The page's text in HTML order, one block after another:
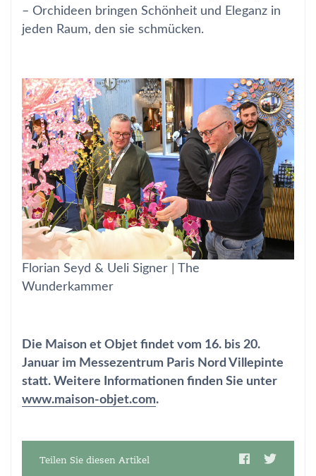
– Orchideen bringen Schönheit und Eleganz in
jeden Raum, den sie schmücken.
Florian Seyd & Ueli Signer | The
Wunderkammer
Die Maison et Objet findet vom 16. bis 20.
Januar im Messezentrum Paris Nord Villepinte
statt. Weitere Informationen finden Sie unter
www.maison-objet.com.
Teilen Sie diesen Artikel